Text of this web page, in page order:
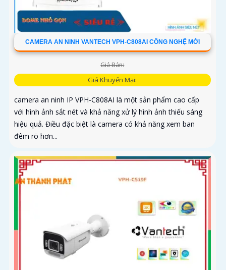
CAMERA AN NINH VANTECH VPH-C808AI CÔNG NGHỆ MỚI
Giá Bán:
Giá Khuyến Mại:
camera an ninh IP VPH-C808AI là một sản phẩm cao cấp
với hình ảnh sắt nét và khả năng xử lý hình ảnh thiếu sáng
hiệu quả. Điều đặc biệt là camera có khả năng xem ban
đêm rõ hơn...